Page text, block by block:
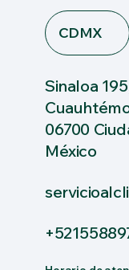
CDMX
Sinaloa
06700
México